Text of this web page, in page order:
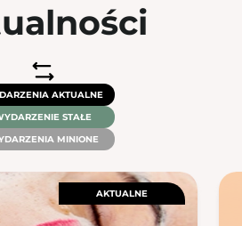
AKTUALNE
STAŁE
MINIONE
AKTUALNE